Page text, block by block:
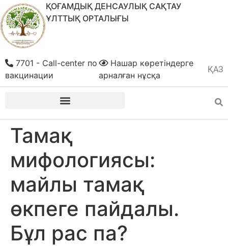
ҚОҒАМДЫҚ ДЕНСАУЛЫҚ САҚТАУ
ҰЛТТЫҚ ОРТАЛЫҒЫ
ҚАЗ
РУС
Нашар көретіндерге
арналған нұсқа
7701 - Call-center по
вакцинации
Тамақ
мифологиясы:
майлы тамақ
өкпеге пайдалы.
Бұл рас па?